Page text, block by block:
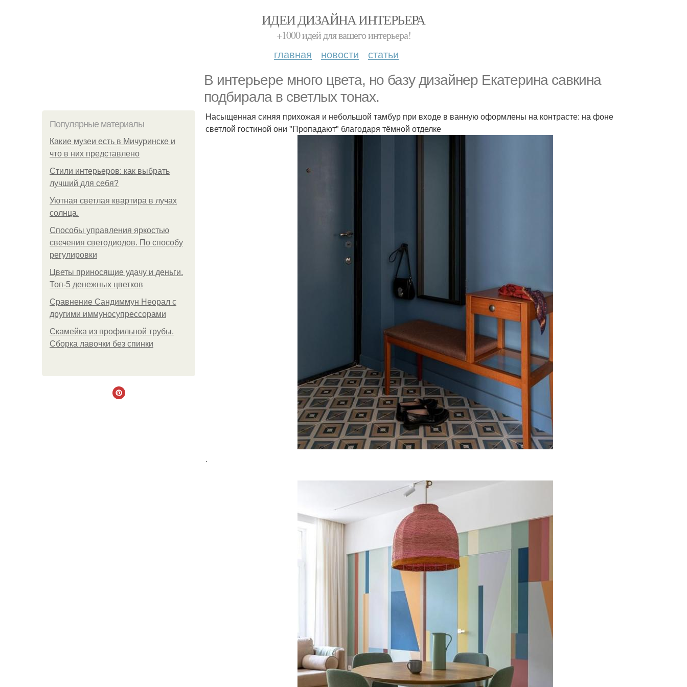
ИДЕИ ДИЗАЙНА ИНТЕРЬЕРА
+1000 идей для вашего интерьера!
главная новости статьи
В интерьере много цвета, но базу дизайнер Екатерина савкина
подбирала в светлых тонах.
Популярные материалы
Какие музеи есть в Мичуринске и
что в них представлено
Стили интерьеров: как выбрать
лучший для себя?
Уютная светлая квартира в лучах
солнца.
Способы управления яркостью
свечения светодиодов. По способу
регулировки
Цветы приносящие удачу и деньги.
Топ-5 денежных цветков
Сравнение Сандиммун Неорал с
другими иммуносупрессорами
Скамейка из профильной трубы.
Сборка лавочки без спинки
Насыщенная синяя прихожая и небольшой тамбур при входе в ванную оформлены на контрасте: на фоне
светлой гостиной они "Пропадают" благодаря тёмной отделке
.